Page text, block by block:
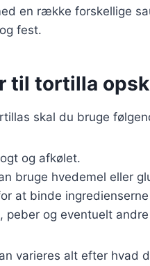
en række forskellige
fest.
til tortilla
skal du bruge
og afkølet.
bruge hvedemel eller
at binde ingredienserne
peber og eventuelt
varieres alt efter hvad